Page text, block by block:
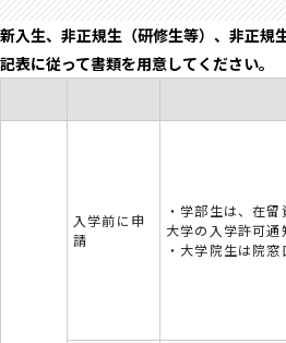
新入生、非正規生（研修生等）、非正規
記表に従って書類を用意してください。
入学前に申
請
・学部生は、在
大学の入学許可通
・大学院生は院